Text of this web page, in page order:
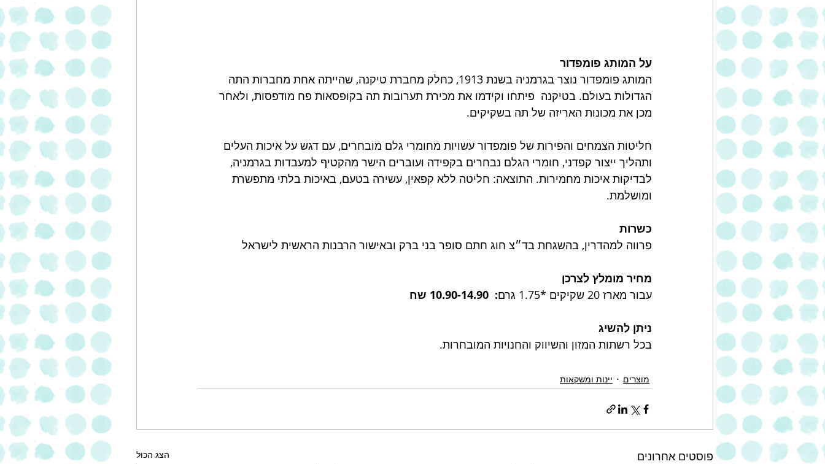
על המותג פומפדור
המותג פומפדור נוצר בגרמניה בשנת 1913, כחלק מחברת טיקנה, שהייתה אחת מחברות התה
הגדולות בעולם. בטיקנה  פיתחו וקידמו את מכירת תערובות תה בקופסאות פח מודפסות, ולאחר
מכן את מכונות האריזה של תה בשקיקים.
חליטות הצמחים והפירות של פומפדור עשויות מחומרי גלם מובחרים, עם דגש על איכות העלים
ותהליך ייצור קפדני, חומרי הגלם נבחרים בקפידה ועוברים הישר מהקטיף למעבדות בגרמניה,
לבדיקות איכות מחמירות. התוצאה: חליטה ללא קפאין, עשירה בטעם, באיכות בלתי מתפשרת
ומושלמת.
כשרות
פרווה למהדרין, בהשגחת בד״צ חוג חתם סופר בני ברק ובאישור הרבנות הראשית לישראל
מחיר מומלץ לצרכן
עבור מארז 20 שקיקים *1.75 גרם :  10.90-14.90 שח
ניתן להשיג
בכל רשתות המזון והשיווק והחנויות המובחרות.
מוצרים יינות ומשקאות
פוסטים אחרונים הצג הכול